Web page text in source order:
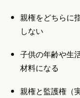
親権をどちらに
しない
子供の年齢や生
材料になる
親権と監護権（